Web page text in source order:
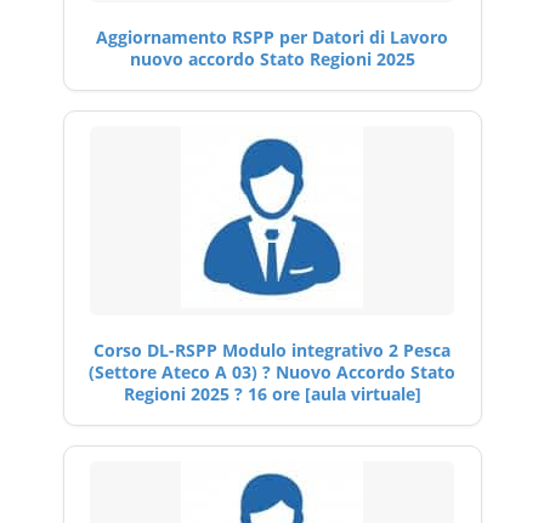
Aggiornamento RSPP per Datori di Lavoro
nuovo accordo Stato Regioni 2025
Corso DL-RSPP Modulo integrativo 2 Pesca
(Settore Ateco A 03) ? Nuovo Accordo Stato
Regioni 2025 ? 16 ore [aula virtuale]